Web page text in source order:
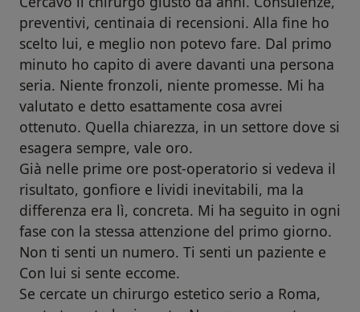
preventivi, centinaia di recensioni. Alla fine ho
scelto lui, e meglio non potevo fare. Dal primo
minuto ho capito di avere davanti una persona
seria. Niente fronzoli, niente promesse. Mi ha
valutato e detto esattamente cosa avrei
ottenuto. Quella chiarezza, in un settore dove si
esagera sempre, vale oro.
Già nelle prime ore post-operatorio si vedeva il
risultato, gonfiore e lividi inevitabili, ma la
differenza era lì, concreta. Mi ha seguito in ogni
fase con la stessa attenzione del primo giorno.
Non ti senti un numero. Ti senti un paziente e
Con lui si sente eccome.
Se cercate un chirurgo estetico serio a Roma,